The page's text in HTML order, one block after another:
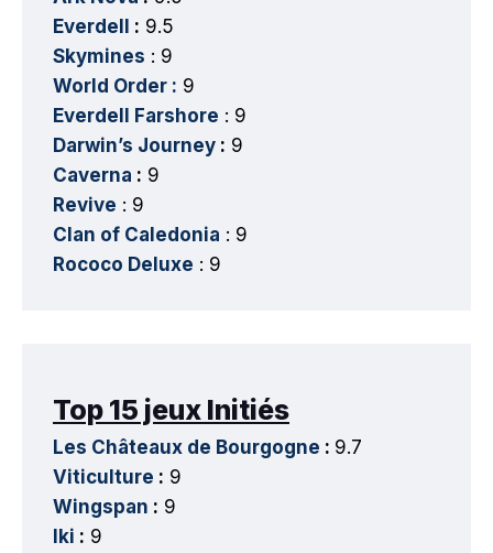
Everdell : 9.5
Skymines : 9
World Order : 9
Everdell Farshore : 9
Darwin’s Journey : 9
Caverna : 9
Revive : 9
Clan of Caledonia : 9
Rococo Deluxe : 9
Top 15 jeux Initiés
Les Châteaux de Bourgogne : 9.7
Viticulture : 9
Wingspan : 9
Iki : 9